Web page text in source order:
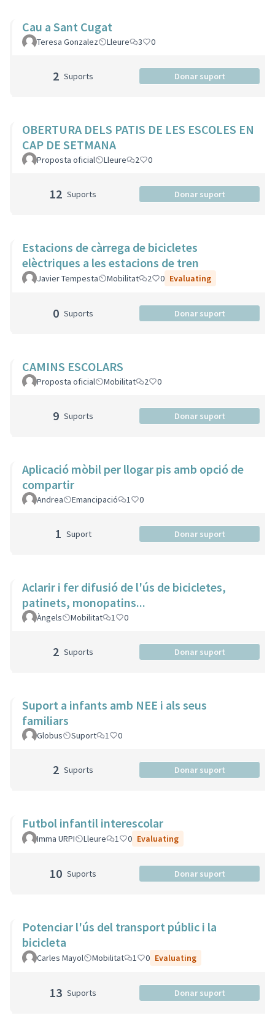
Cau a Sant Cugat
Teresa Gonzalez Lleure 3 0
2 Suports Donar suport
OBERTURA DELS PATIS DE LES ESCOLES EN
CAP DE SETMANA
Proposta oficial Lleure 2 0
12 Suports Donar suport
Estacions de càrrega de bicicletes
elèctriques a les estacions de tren
Javier Tempesta Mobilitat 2 0 Evaluating
0 Suports Donar suport
CAMINS ESCOLARS
Proposta oficial Mobilitat 2 0
9 Suports Donar suport
Aplicació mòbil per llogar pis amb opció de
compartir
Andrea Emancipació 1 0
1 Suport Donar suport
Aclarir i fer difusió de l'ús de bicicletes,
patinets, monopatins...
Àngels Mobilitat 1 0
2 Suports Donar suport
Suport a infants amb NEE i als seus
familiars
Globus Suport 1 0
2 Suports Donar suport
Futbol infantil interescolar
Imma URPI Lleure 1 0 Evaluating
10 Suports Donar suport
Potenciar l'ús del transport públic i la
bicicleta
Carles Mayol Mobilitat 1 0 Evaluating
13 Suports Donar suport